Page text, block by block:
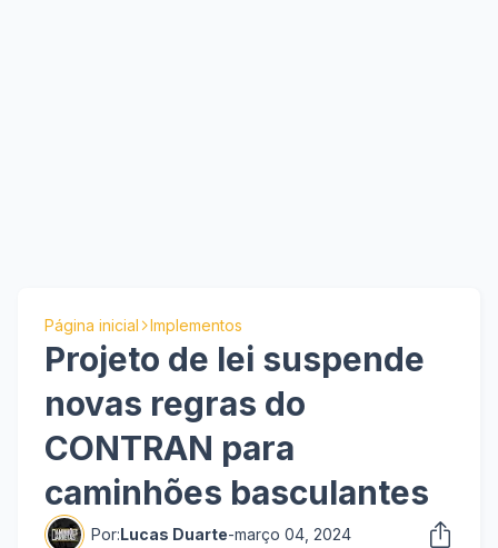
Página inicial Implementos
Projeto de lei suspende
novas regras do
CONTRAN para
caminhões basculantes
Por:Lucas Duarte-março 04, 2024